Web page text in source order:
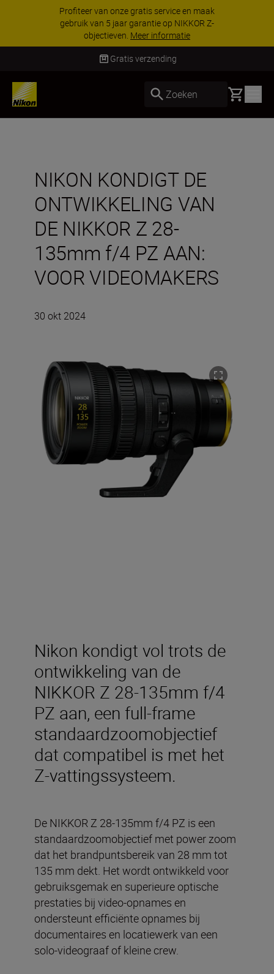
Profiteer van onze gratis service en maak
gebruik van 5 jaar garantie op NIKKOR Z-
objectieven. Meer informatie
Gratis verzending
Zoeken Basket
NIKON KONDIGT DE
ONTWIKKELING VAN
DE NIKKOR Z 28-
135mm f/4 PZ AAN:
VOOR VIDEOMAKERS
30 okt 2024
Nikon kondigt vol trots de
ontwikkeling van de
NIKKOR Z 28-135mm f/4
PZ aan, een full-frame
standaardzoomobjectief
dat compatibel is met het
Z-vattingssysteem.
De NIKKOR Z 28-135mm f/4 PZ is een
standaardzoomobjectief met power zoom
dat het brandpuntsbereik van 28 mm tot
135 mm dekt. Het wordt ontwikkeld voor
gebruiksgemak en superieure optische
prestaties bij video-opnames en
ondersteunt efficiënte opnames bij
documentaires en locatiewerk van een
solo-videograaf of kleine crew.